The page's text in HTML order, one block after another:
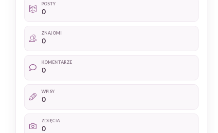
POSTY
0
ZNAJOMI
0
KOMENTARZE
0
WPISY
0
ZDJĘCIA
0